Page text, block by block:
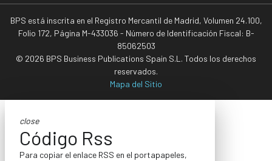
BPS está inscrita en el Registro Mercantil de Madrid, Volumen 24.100,
Folio 172, Página M-433036 - Número de Identificación Fiscal: B-
85062503
© 2026 BPS Business Publications Spain S.L. Todos los derechos
reservados.
Mapa del Sitio
close
Código Rss
Para copiar el enlace RSS en el portapapeles,